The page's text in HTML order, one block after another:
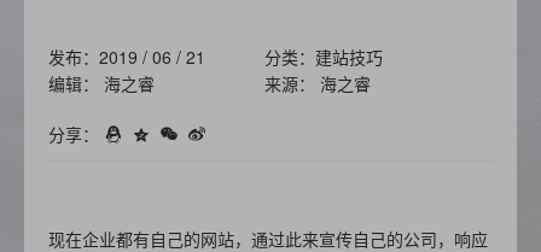
发布：2019 / 06 / 21
分类：建站技巧
编辑： 海之睿
来源： 海之睿
分享：
现在企业都有自己的网站，通过此来宣传自己的公司，响应